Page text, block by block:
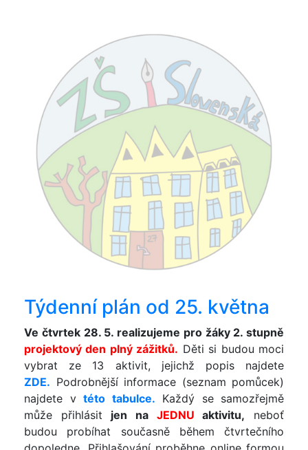
Týdenní plán od 25. května
Ve čtvrtek 28. 5. realizujeme pro žáky 2. stupně
projektový den plný zážitků. Děti si budou moci
vybrat ze 13 aktivit, jejichž popis najdete
ZDE. Podrobnější informace (seznam pomůcek)
najdete v této tabulce. Každý se samozřejmě
může přihlásit jen na JEDNU aktivitu, neboť
budou probíhat současně během čtvrtečního